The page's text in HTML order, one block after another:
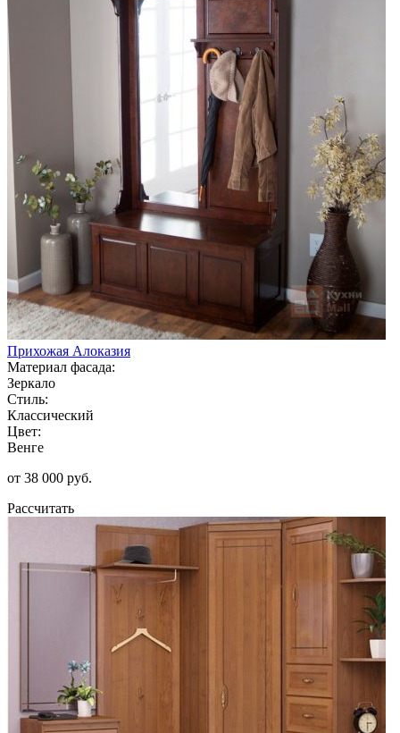
Прихожая Алоказия
Материал фасада:
Зеркало
Стиль:
Классический
Цвет:
Венге
от 38 000 руб.
Рассчитать